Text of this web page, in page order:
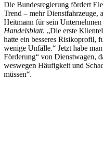
Die Bundesregierung fördert
Trend – mehr Dienstfahrzeuge,
Heitmann für sein
Handelsblatt. „Die erste
hatte ein besseres Risikoprofil,
wenige Unfälle.“ Jetzt habe
Förderung“ von Dienstwagen,
weswegen Häufigkeit und
müssen“.